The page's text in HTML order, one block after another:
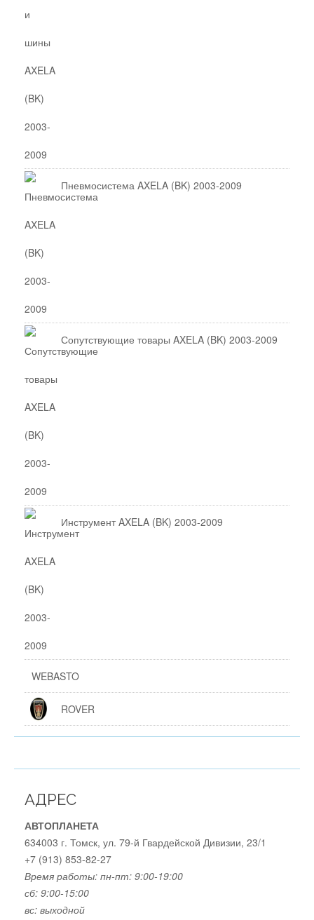
Пневмосистема AXELA (BK) 2003-2009
Сопутствующие товары AXELA (BK) 2003-2009
Инструмент AXELA (BK) 2003-2009
WEBASTO
ROVER
АДРЕС
АВТОПЛАНЕТА
634003 г. Томск, ул. 79-й Гвардейской Дивизии, 23/1
+7 (913) 853-82-27
Время работы: пн-пт: 9:00-19:00
сб: 9:00-15:00
вс: выходной